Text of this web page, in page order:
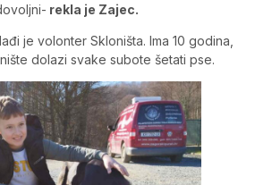
rekla je Zajec.
je volonter Skloništa. Ima 10 godina,
dolazi svake subote šetati pse.